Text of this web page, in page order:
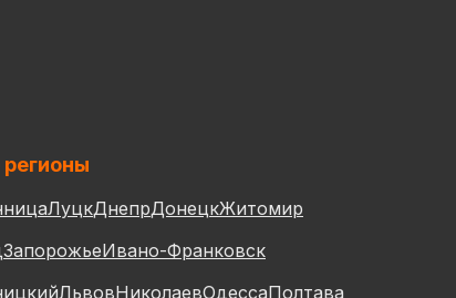
ЛуцкДнепрДонецкЖитомир
ЗапорожьеИвано-Франковск
ЛьвовНиколаевОдессаПолтава